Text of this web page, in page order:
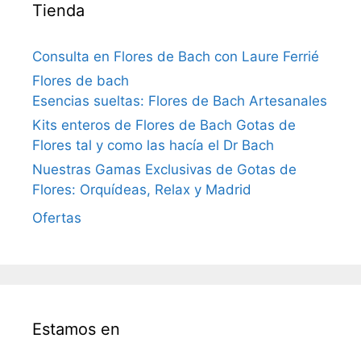
Tienda
Consulta en Flores de Bach con Laure Ferrié
Flores de bach
Esencias sueltas: Flores de Bach Artesanales
Kits enteros de Flores de Bach Gotas de
Flores tal y como las hacía el Dr Bach
Nuestras Gamas Exclusivas de Gotas de
Flores: Orquídeas, Relax y Madrid
Ofertas
Estamos en